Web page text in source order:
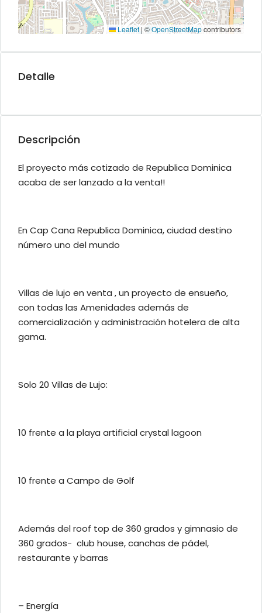
Leaflet | ©OpenStreetMapcontributors
Detalle
Descripción
El proyecto más cotizado de Republica Dominica
acaba de ser lanzado a la venta!!
En Cap Cana Republica Dominica, ciudad destino
número uno del mundo
Villas de lujo en venta , un proyecto de ensueño,
con todas las Amenidades además de
comercialización y administración hotelera de alta
gama.
Solo 20 Villas de Lujo:
10 frente a la playa artificial crystal lagoon
10 frente a Campo de Golf
Además del roof top de 360 grados y gimnasio de
360 grados- club house, canchas de pádel,
restaurante y barras
– Energía